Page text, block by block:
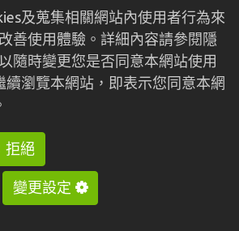
及蒐集相關網站內使用者行為來
善使用體驗。詳細內容請參閱隱
隨時變更您是否同意本網站使用
續瀏覽本網站，即表示您同意本網
拒絕
變更設定